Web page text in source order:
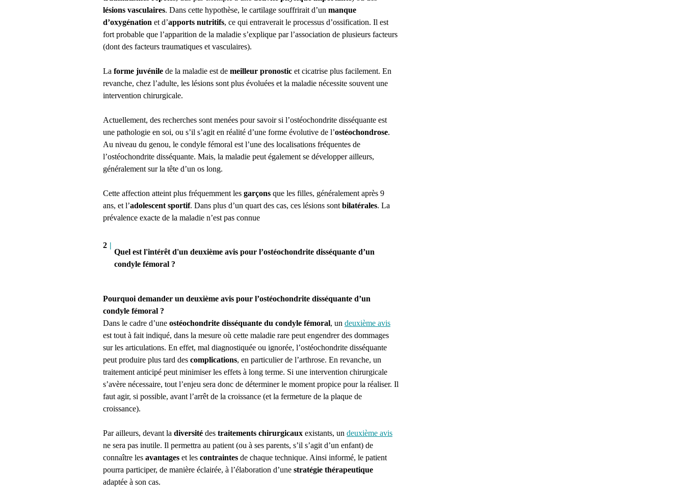
lésions vasculaires. Dans cette hypothèse, le cartilage souffrirait d’un manque
d’oxygénation et d’apports nutritifs, ce qui entraverait le processus d’ossification. Il est
fort probable que l’apparition de la maladie s’explique par l’association de plusieurs facteurs
(dont des facteurs traumatiques et vasculaires).
La forme juvénile de la maladie est de meilleur pronostic et cicatrise plus facilement. En
revanche, chez l’adulte, les lésions sont plus évoluées et la maladie nécessite souvent une
intervention chirurgicale.
Actuellement, des recherches sont menées pour savoir si l’ostéochondrite disséquante est
une pathologie en soi, ou s’il s’agit en réalité d’une forme évolutive de l’ostéochondrose.
Au niveau du genou, le condyle fémoral est l’une des localisations fréquentes de
l’ostéochondrite disséquante. Mais, la maladie peut également se développer ailleurs,
généralement sur la tête d’un os long.
Cette affection atteint plus fréquemment les garçons que les filles, généralement après 9
ans, et l’adolescent sportif. Dans plus d’un quart des cas, ces lésions sont bilatérales. La
prévalence exacte de la maladie n’est pas connue
2 |
Quel est l'intérêt d'un deuxième avis pour l’ostéochondrite disséquante d’un
condyle fémoral ?
Pourquoi demander un deuxième avis pour l’ostéochondrite disséquante d’un
condyle fémoral ?
Dans le cadre d’une ostéochondrite disséquante du condyle fémoral, un deuxième avis
est tout à fait indiqué, dans la mesure où cette maladie rare peut engendrer des dommages
sur les articulations. En effet, mal diagnostiquée ou ignorée, l’ostéochondrite disséquante
peut produire plus tard des complications, en particulier de l’arthrose. En revanche, un
traitement anticipé peut minimiser les effets à long terme. Si une intervention chirurgicale
s’avère nécessaire, tout l’enjeu sera donc de déterminer le moment propice pour la réaliser. Il
faut agir, si possible, avant l’arrêt de la croissance (et la fermeture de la plaque de
croissance).
Par ailleurs, devant la diversité des traitements chirurgicaux existants, un deuxième avis
ne sera pas inutile. Il permettra au patient (ou à ses parents, s’il s’agit d’un enfant) de
connaître les avantages et les contraintes de chaque technique. Ainsi informé, le patient
pourra participer, de manière éclairée, à l’élaboration d’une stratégie thérapeutique
adaptée à son cas.